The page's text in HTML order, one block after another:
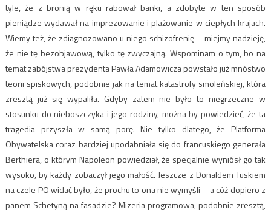
tyle, że z bronią w ręku rabował banki, a zdobyte w ten sposób
pieniądze wydawał na imprezowanie i plażowanie w ciepłych krajach.
Wiemy też, że zdiagnozowano u niego schizofrenię – miejmy nadzieję,
że nie tę bezobjawową, tylko tę zwyczajną. Wspominam o tym, bo na
temat zabójstwa prezydenta Pawła Adamowicza powstało już mnóstwo
teorii spiskowych, podobnie jak na temat katastrofy smoleńskiej, która
zresztą już się wypaliła. Gdyby zatem nie było to niegrzeczne w
stosunku do nieboszczyka i jego rodziny, można by powiedzieć, że ta
tragedia przyszła w samą porę. Nie tylko dlatego, że Platforma
Obywatelska coraz bardziej upodabniała się do francuskiego generała
Berthiera, o którym Napoleon powiedział, że specjalnie wyniósł go tak
wysoko, by każdy zobaczył jego małość. Jeszcze z Donaldem Tuskiem
na czele PO widać było, że prochu to ona nie wymyśli – a cóż dopiero z
panem Schetyną na fasadzie? Mizeria programowa, podobnie zresztą,